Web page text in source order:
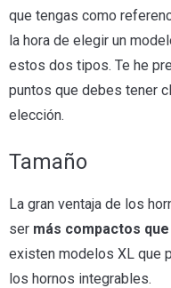
que tengas como
la hora de elegir un
estos dos tipos. Te he
puntos que debes tener
elección.
Tamaño
La gran ventaja de los
ser más compactos
existen modelos XL que
los hornos integrables.